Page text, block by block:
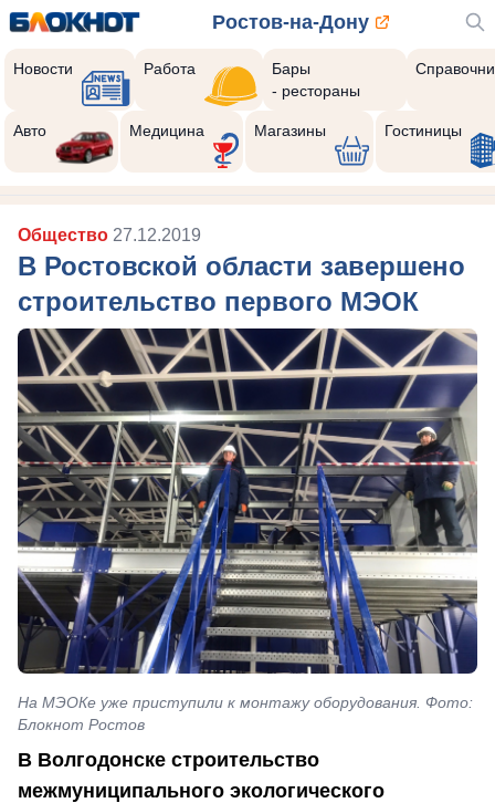
Ростов-на-Дону
Новости Работа
Бары
- рестораны
Авто Медицина Магазины Гостиницы
Общество 27.12.2019
В Ростовской области завершено
строительство первого МЭОК
На МЭОКе уже приступили к монтажу оборудования. Фото:
Блокнот Ростов
В Волгодонске строительство
межмуниципального экологического